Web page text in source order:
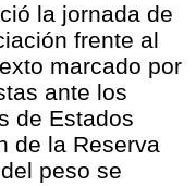
la jornada de
frente al
marcado por
ante los
de Estados
de la Reserva
peso se